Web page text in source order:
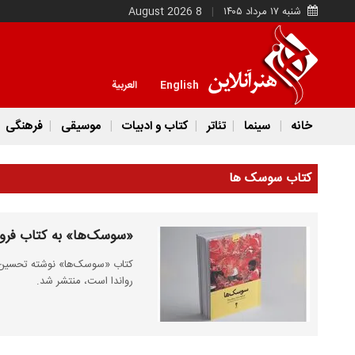
شنبه ۱۷ مرداد ۱۴۰۵ 8 August 2026
English العربية
خانه سینما تئاتر کتاب و ادبیات موسیقی فرهنگی
کتاب سوسک ها
«سوسک‌ها» به کتاب
کتاب «سوسک‌ها» نوشته تحسین
رواندا است، منتشر شد.